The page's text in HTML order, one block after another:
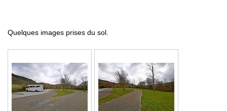
Quelques images prises du sol.